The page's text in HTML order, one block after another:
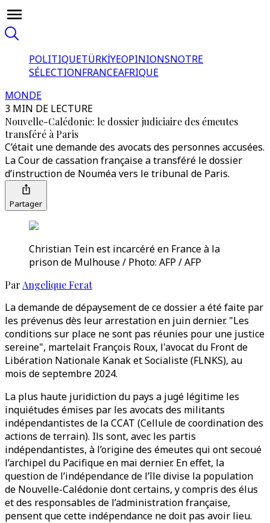
POLITIQUETÜRKİYEOPINIONSNOTRE
SÉLECTIONFRANCEAFRIQUE
MONDE
3 MIN DE LECTURE
Nouvelle-Calédonie: le dossier judiciaire des émeutes
transféré à Paris
C’était une demande des avocats des personnes accusées.
La Cour de cassation française a transféré le dossier
d’instruction de Nouméa vers le tribunal de Paris.
Partager
Christian Tein est incarcéré en France à la
prison de Mulhouse / Photo: AFP / AFP
Par Angelique Ferat
La demande de dépaysement de ce dossier a été faite par
les prévenus dès leur arrestation en juin dernier. "Les
conditions sur place ne sont pas réunies pour une justice
sereine", martelait François Roux, l'avocat du Front de
Libération Nationale Kanak et Socialiste (FLNKS), au
mois de septembre 2024.
La plus haute juridiction du pays a jugé légitime les
inquiétudes émises par les avocats des militants
indépendantistes de la CCAT (Cellule de coordination des
actions de terrain). Ils sont, avec les partis
indépendantistes, à l’origine des émeutes qui ont secoué
l’archipel du Pacifique en mai dernier. En effet, la
question de l’indépendance de l’île divise la population
de Nouvelle-Calédonie dont certains, y compris des élus
et des responsables de l’administration française,
pensent que cette indépendance ne doit pas avoir lieu.